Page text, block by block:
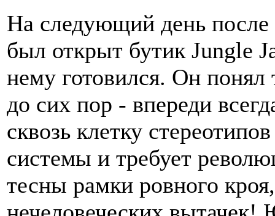
На следующий день после
был открыт бутик Jungle
нему готовился. Он понял
до сих пор - впереди
сквозь клетку
системы и требует
тесны рамки ровного